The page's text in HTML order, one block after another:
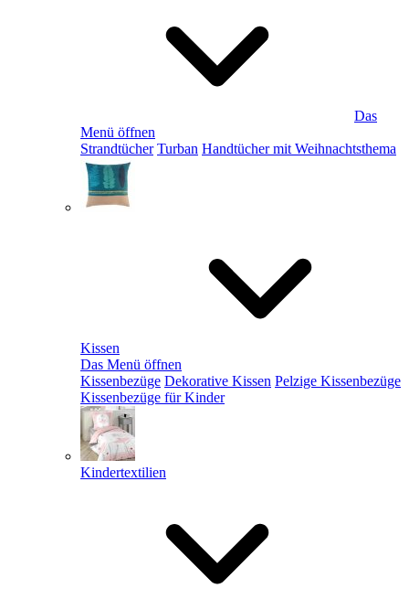
Das
Menü öffnen
Strandtücher Turban Handtücher mit Weihnachtsthema
Kissen
Das Menü öffnen
Kissenbezüge Dekorative Kissen Pelzige Kissenbezüge
Kissenbezüge für Kinder
Kindertextilien